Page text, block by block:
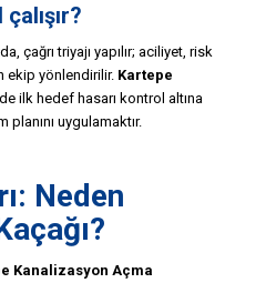
çağrı triyajı yapılır; aciliyet, risk
ekip yönlendirilir. Kartepe
ilk hedef hasarı kontrol altına
planını uygulamaktır.
Neden
?
Kanalizasyon Açma